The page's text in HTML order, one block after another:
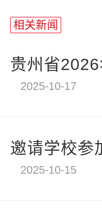
相关新闻
贵州省
2025-10-17
邀请学校参
2025-10-15